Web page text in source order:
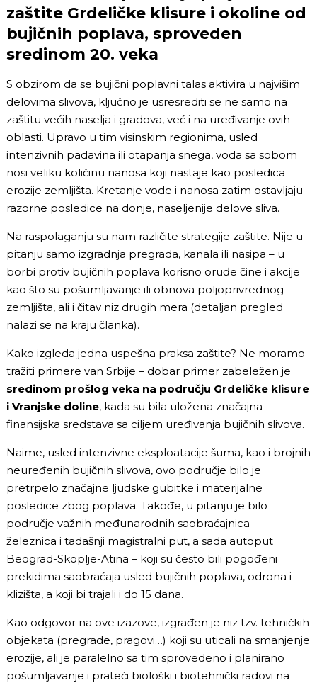
zaštite Grdeličke klisure i okoline od
bujičnih poplava, sproveden
sredinom 20. veka
S obzirom da se bujični poplavni talas aktivira u najvišim
delovima slivova, ključno je usresrediti se ne samo na
zaštitu većih naselja i gradova, već i na uređivanje ovih
oblasti. Upravo u tim visinskim regionima, usled
intenzivnih padavina ili otapanja snega, voda sa sobom
nosi veliku količinu nanosa koji nastaje kao posledica
erozije zemljišta. Kretanje vode i nanosa zatim ostavljaju
razorne posledice na donje, naseljenije delove sliva.
Na raspolaganju su nam različite strategije zaštite. Nije u
pitanju samo izgradnja pregrada, kanala ili nasipa – u
borbi protiv bujičnih poplava korisno oruđe čine i akcije
kao što su pošumljavanje ili obnova poljoprivrednog
zemljišta, ali i čitav niz drugih mera (detaljan pregled
nalazi se na kraju članka).
Kako izgleda jedna uspešna praksa zaštite? Ne moramo
tražiti primere van Srbije – dobar primer zabeležen je
sredinom prošlog veka na području Grdeličke klisure
i Vranjske doline, kada su bila uložena značajna
finansijska sredstava sa ciljem uređivanja bujičnih slivova.
Naime, usled intenzivne eksploatacije šuma, kao i brojnih
neuređenih bujičnih slivova, ovo područje bilo je
pretrpelo značajne ljudske gubitke i materijalne
posledice zbog poplava. Takođe, u pitanju je bilo
područje važnih međunarodnih saobraćajnica –
železnica i tadašnji magistralni put, a sada autoput
Beograd-Skoplje-Atina – koji su često bili pogođeni
prekidima saobraćaja usled bujičnih poplava, odrona i
klizišta, a koji bi trajali i do 15 dana.
Kao odgovor na ove izazove, izgrađen je niz tzv. tehničkih
objekata (pregrade, pragovi…) koji su uticali na smanjenje
erozije, ali je paralelno sa tim sprovedeno i planirano
pošumljavanje i prateći biološki i biotehnički radovi na